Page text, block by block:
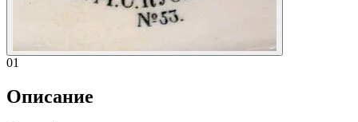
01
Описание